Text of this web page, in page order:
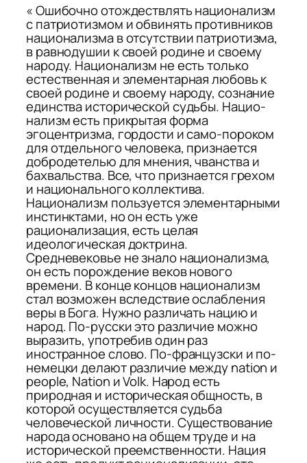
« Ошибочно отождествлять национализм
с патриотизмом и обвинять противников
национализма в отсутствии патриотизма,
в равнодушии к своей родине и своему
народу. Национализм не есть только
естественная и элементарная любовь к
своей родине и своему народу, сознание
единства исторической судьбы. Нацио­
нализм есть прикрытая форма
эгоцентризма, гордости и само-пороком
для отдельного человека, признается
добродетелью для мнения, чванства и
бахвальства. Все, что признается грехом
и национального коллектива.
Национализм пользуется элементарными
инстинктами, но он есть уже
рационализация, есть целая
идеологическая доктрина.
Средневековье не знало национализма,
он есть порождение веков нового
времени. В конце концов на­ционализм
стал возможен вследствие ослабления
веры в Бога. Нужно различать нацию и
народ. По-русски это различие можно
выразить, употребив один раз
иностранное слово. По-французски и по-
немецки делают различие между nation и
people, Nation и Volk. Народ есть
природная и историческая общность, в
которой осуществляется судьба
человеческой личности. Су­ществование
народа основано на общем труде и на
историче­ской преемственности. Нация